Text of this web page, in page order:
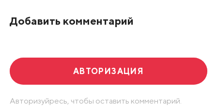
Добавить комментарий
АВТОРИЗАЦИЯ
Авторизуйресь, чтобы оставить комментарий.